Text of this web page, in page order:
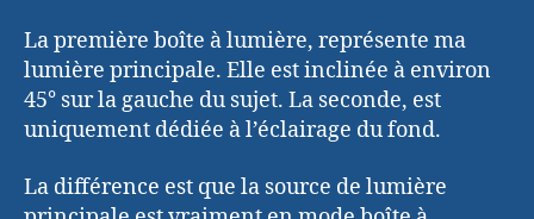
La première boîte à lumière, représente ma
lumière principale. Elle est inclinée à environ
45° sur la gauche du sujet. La seconde, est
uniquement dédiée à l’éclairage du fond.
La différence est que la source de lumière